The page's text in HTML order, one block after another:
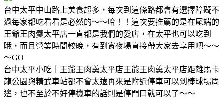
台中太平中山路上美食超多，每次到這條路都會有選擇障礙不
過每家都吃看看是必然的～～哈！！這次要推薦的是在尾端的
王爺王肉羹太平店一直都是我們的愛店，在太平也可以吃到
哦，而且營業時間較晚，有到宵夜場直接帶大家去享用吧～～
～GO
台中太平小吃｜王爺王肉羹太平店王爺王肉羹太平店距離馬卡
龍公園與精武車站都不會太遠再來是附近停車可以到棒球場周
邊，也不至於不好停機車的話則是停門口就可以了～～